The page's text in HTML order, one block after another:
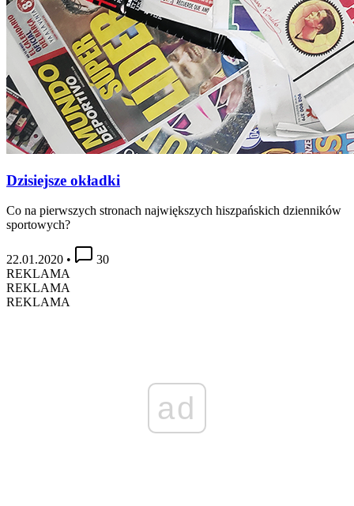
Dzisiejsze okładki
Co na pierwszych stronach największych hiszpańskich dzienników
sportowych?
22.01.2020 •
30
REKLAMA
REKLAMA
REKLAMA
ad